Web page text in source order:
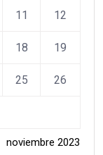
noviembre 2023
11 12
18 19
25 26